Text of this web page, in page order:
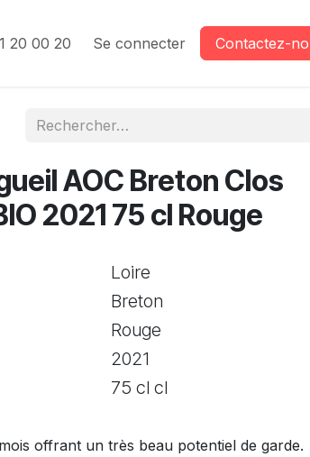
20 00 20 Se connecter Contactez-
AOC Breton Clos
2021 75 cl Rouge
Loire
Breton
Rouge
2021
75 cl cl
offrant un très beau potentiel de garde.